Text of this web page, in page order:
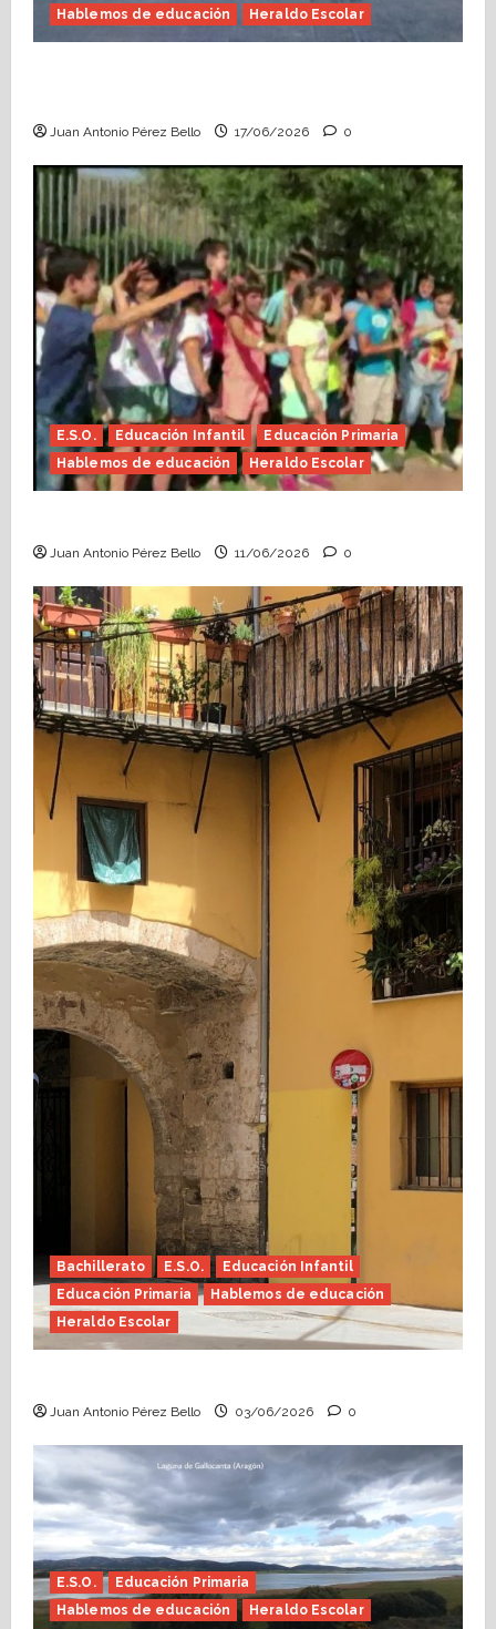
Hablemos de educación
Heraldo Escolar
Juan Antonio Pérez Bello 17/06/2026 0
E.S.O. Educación Infantil
Educación Primaria
Hablemos de educación
Heraldo Escolar
Juan Antonio Pérez Bello 11/06/2026 0
Bachillerato E.S.O.
Educación Infantil
Educación Primaria
Hablemos de educación
Heraldo Escolar
Juan Antonio Pérez Bello 03/06/2026 0
E.S.O.
Educación Primaria
Hablemos de educación
Heraldo Escolar